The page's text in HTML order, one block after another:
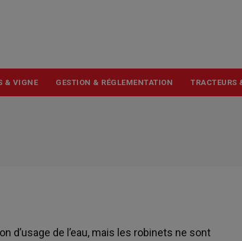
& VIGNE GESTION & RÉGLEMENTATION TRACTEURS
d’usage de l’eau, mais les robinets ne sont